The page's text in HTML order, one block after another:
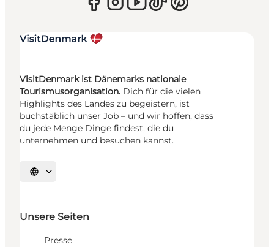
VisitDenmark ist Dänemarks nationale
Tourismusorganisation. Dich für die vielen
Highlights des Landes zu begeistern, ist
buchstäblich unser Job – und wir hoffen, dass
du jede Menge Dinge findest, die du
unternehmen und besuchen kannst.
Sprache auswählen
Unsere Seiten
Presse